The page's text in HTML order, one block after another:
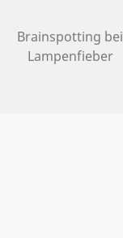
Brainspotting bei
Lampenfieber